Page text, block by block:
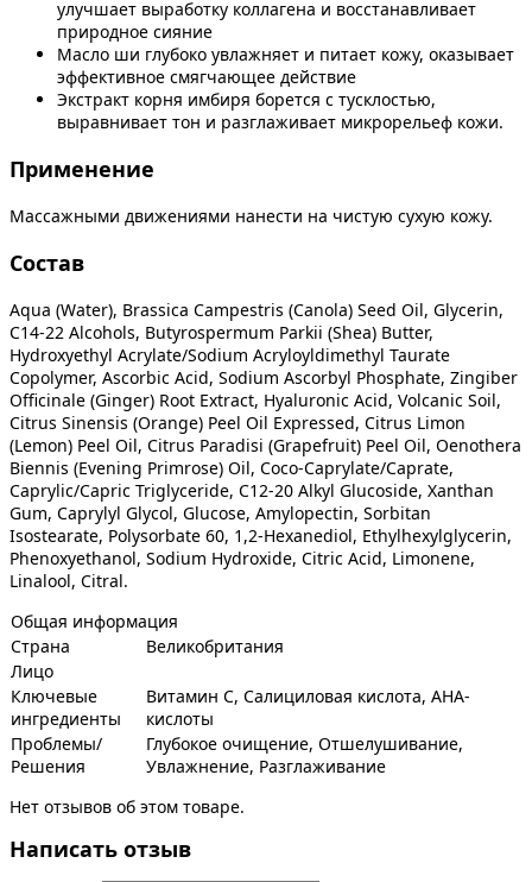
улучшает выработку коллагена и восстанавливает
природное сияние
Масло ши глубоко увлажняет и питает кожу, оказывает
эффективное смягчающее действие
Экстракт корня имбиря борется с тусклостью,
выравнивает тон и разглаживает микрорельеф кожи.
Применение
Массажными движениями нанести на чистую сухую кожу.
Состав
Aqua (Water), Brassica Campestris (Canola) Seed Oil, Glycerin,
C14-22 Alcohols, Butyrospermum Parkii (Shea) Butter,
Hydroxyethyl Acrylate/Sodium Acryloyldimethyl Taurate
Copolymer, Ascorbic Acid, Sodium Ascorbyl Phosphate, Zingiber
Officinale (Ginger) Root Extract, Hyaluronic Acid, Volcanic Soil,
Citrus Sinensis (Orange) Peel Oil Expressed, Citrus Limon
(Lemon) Peel Oil, Citrus Paradisi (Grapefruit) Peel Oil, Oenothera
Biennis (Evening Primrose) Oil, Coco-Caprylate/Caprate,
Caprylic/Capric Triglyceride, C12-20 Alkyl Glucoside, Xanthan
Gum, Caprylyl Glycol, Glucose, Amylopectin, Sorbitan
Isostearate, Polysorbate 60, 1,2-Hexanediol, Ethylhexylglycerin,
Phenoxyethanol, Sodium Hydroxide, Citric Acid, Limonene,
Linalool, Citral.
Общая информация
Страна
Великобритания
Лицо
Ключевые
ингредиенты
Витамин С, Салициловая кислота, AHA-
кислоты
Проблемы/
Решения
Глубокое очищение, Отшелушивание,
Увлажнение, Разглаживание
Нет отзывов об этом товаре.
Написать отзыв